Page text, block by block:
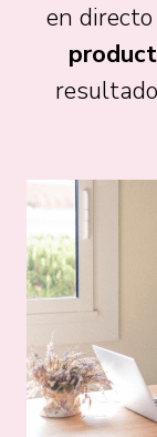
en directo